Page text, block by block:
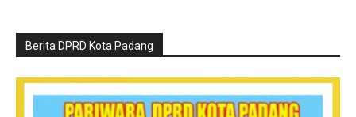
Berita DPRD Kota Padang